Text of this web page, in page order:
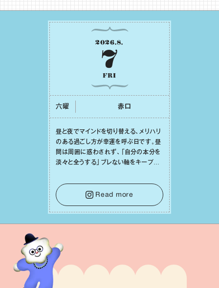
2026.8.
7
FRI
六曜 ⾚⼝
昼と夜でマインドを切り替える、メリハリ
のある過ごし⽅が幸運を呼ぶ⽇です。昼
間は周囲に惑わされず、「⾃分の本分を
淡々と全うする」ブレない軸をキープし
⾔葉に流されないよう、⼼にしっかりブ
レーキをかけること。この意識の切り替
えが、あなたに確かな安⼼感をもたらす
はずです。
Read more